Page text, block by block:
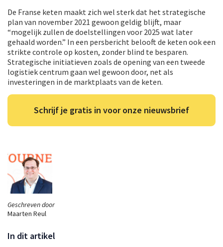
Geschreven door
Maarten Reul
In dit artikel
De Franse keten maakt zich wel sterk dat het strategische
plan van november 2021 gewoon geldig blijft, maar
“mogelijk zullen de doelstellingen voor 2025 wat later
gehaald worden.” In een persbericht belooft de keten ook een
strikte controle op kosten, zonder blind te besparen.
Strategische initiatieven zoals de opening van een tweede
logistiek centrum gaan wel gewoon door, net als
investeringen in de marktplaats van de keten.
Schrijf je gratis in voor onze nieuwsbrief